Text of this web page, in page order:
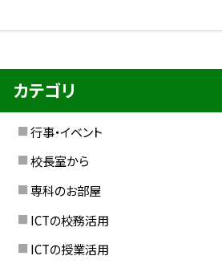
カテゴリ
行事・イベント
校長室から
専科のお部屋
ICTの校務活用
ICTの授業活用